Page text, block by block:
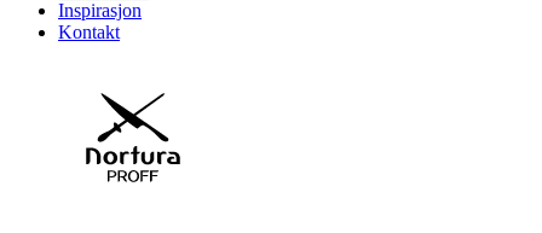
Inspirasjon
Kontakt